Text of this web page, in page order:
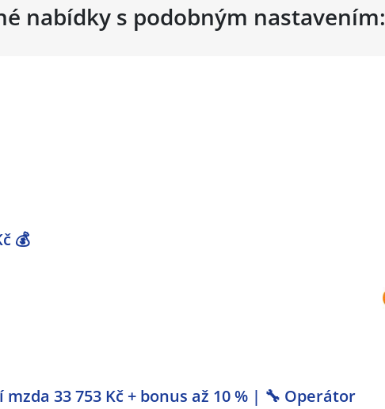
nabídky s podobným nastavením:
💰
33 753 Kč + bonus až 10 % | 🔧 Operátor